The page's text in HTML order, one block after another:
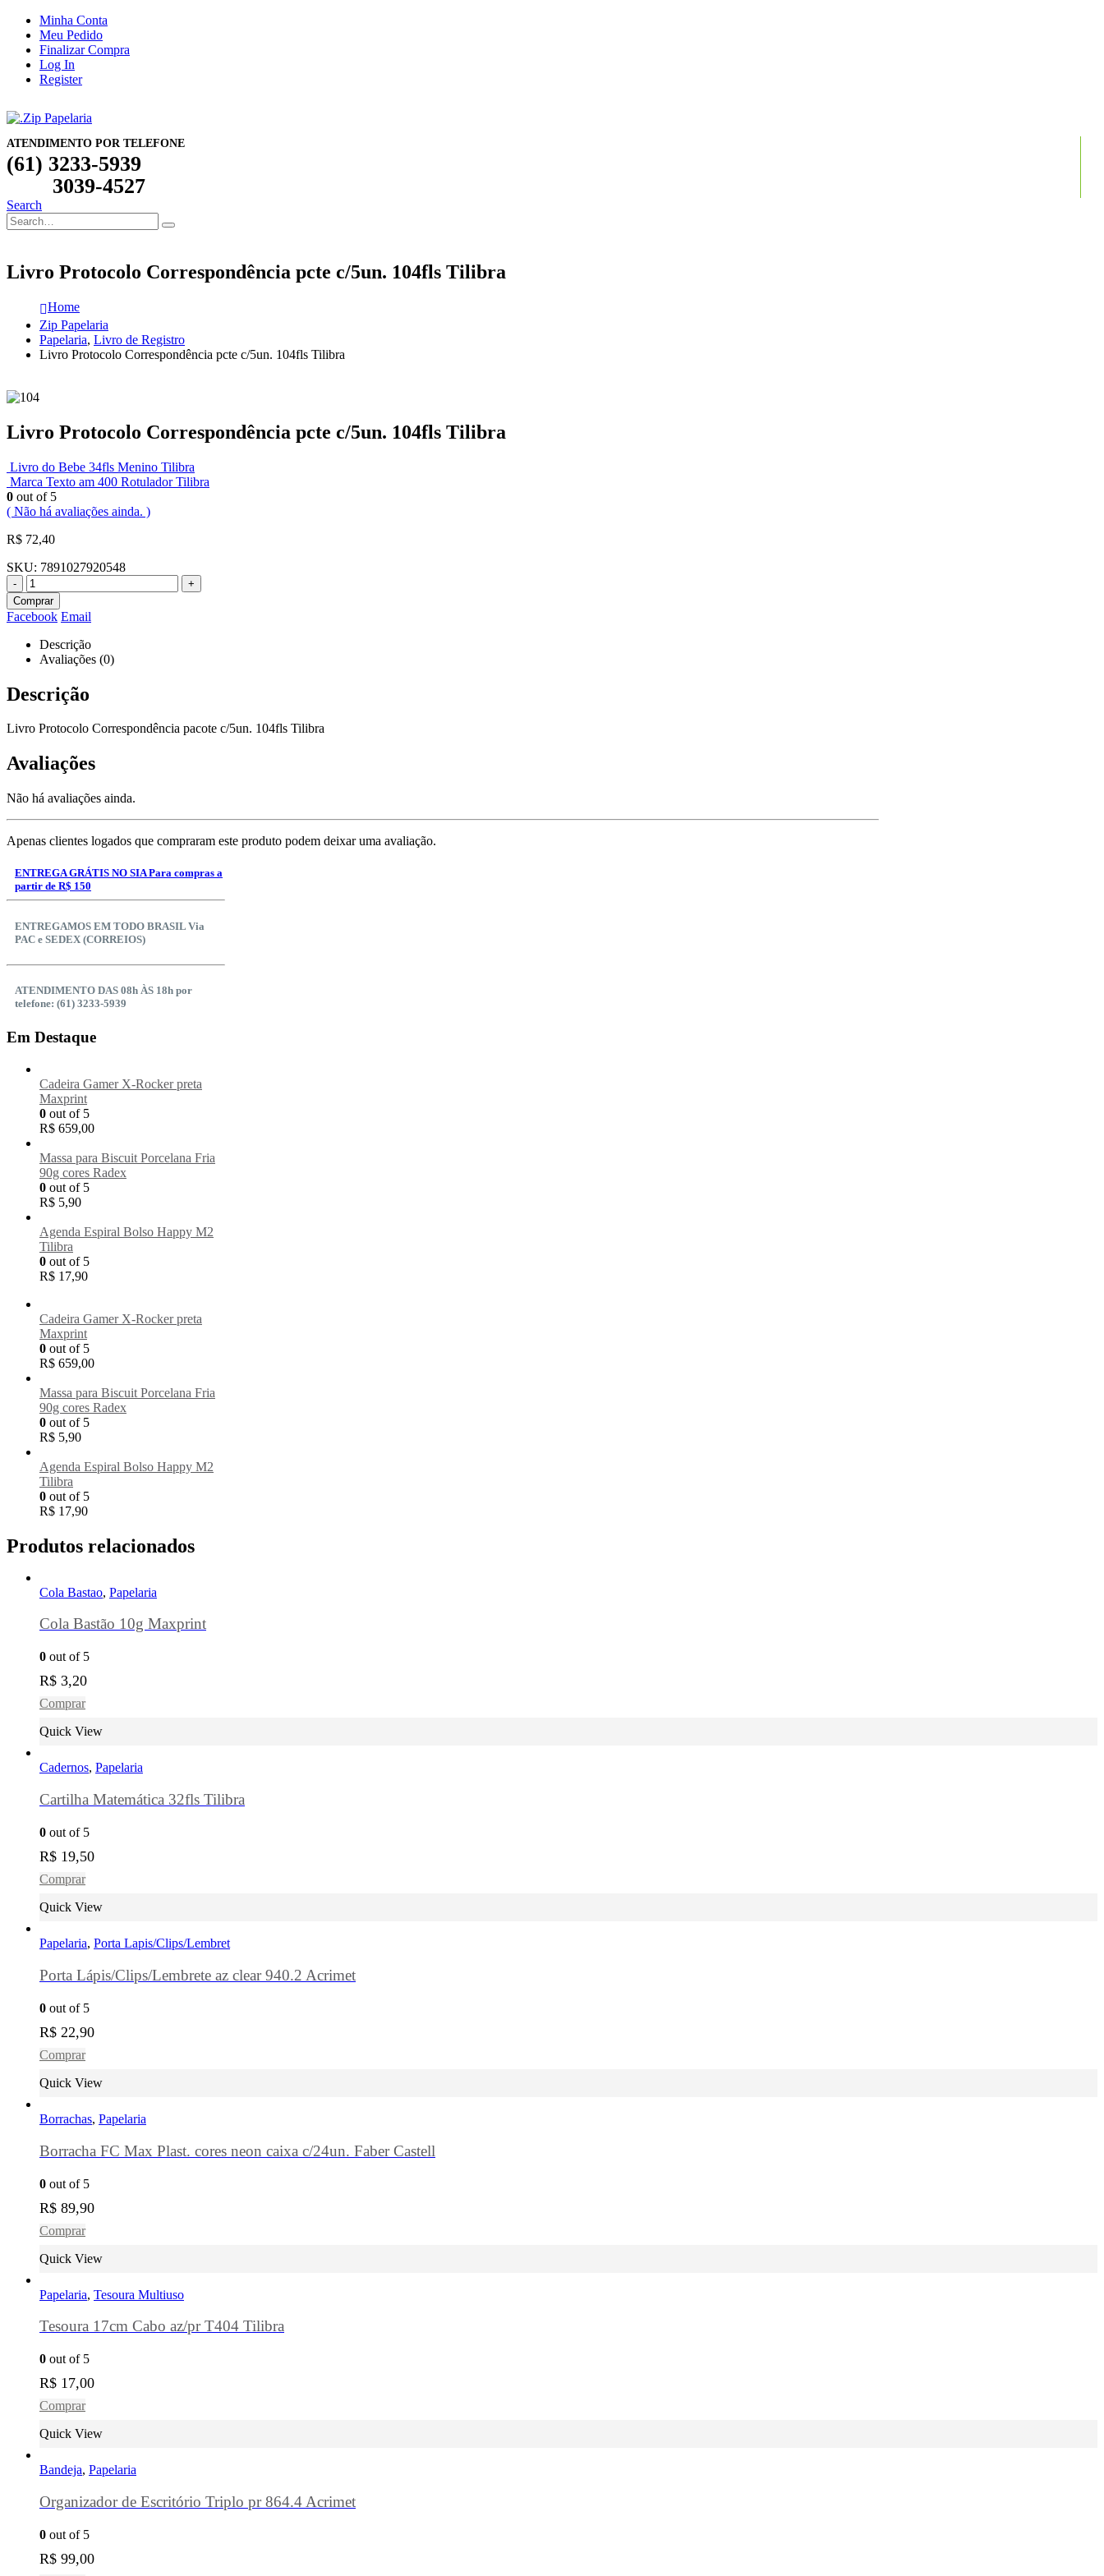
Minha Conta
Meu Pedido
Finalizar Compra
Log In
Register
ATENDIMENTO POR TELEFONE
(61) 3233-5939
3039-4527
Search
Livro Protocolo Correspondência pcte c/5un. 104fls Tilibra
Home
Zip Papelaria
Papelaria, Livro de Registro
Livro Protocolo Correspondência pcte c/5un. 104fls Tilibra
Livro Protocolo Correspondência pcte c/5un. 104fls Tilibra
Livro do Bebe 34fls Menino Tilibra
Marca Texto am 400 Rotulador Tilibra
0 out of 5
( Não há avaliações ainda. )
R$ 72,40
SKU: 7891027920548
-
+
Comprar
Facebook Email
Descrição
Avaliações (0)
Descrição
Livro Protocolo Correspondência pacote c/5un. 104fls Tilibra
Avaliações
Não há avaliações ainda.
Apenas clientes logados que compraram este produto podem deixar uma avaliação.
ENTREGA GRÁTIS NO SIA Para compras a
partir de R$ 150
ENTREGAMOS EM TODO BRASIL Via
PAC e SEDEX (CORREIOS)
ATENDIMENTO DAS 08h ÀS 18h por
telefone: (61) 3233-5939
Em Destaque
Cadeira Gamer X-Rocker preta
Maxprint
0 out of 5
R$ 659,00
Massa para Biscuit Porcelana Fria
90g cores Radex
0 out of 5
R$ 5,90
Agenda Espiral Bolso Happy M2
Tilibra
0 out of 5
R$ 17,90
Cadeira Gamer X-Rocker preta
Maxprint
0 out of 5
R$ 659,00
Massa para Biscuit Porcelana Fria
90g cores Radex
0 out of 5
R$ 5,90
Agenda Espiral Bolso Happy M2
Tilibra
0 out of 5
R$ 17,90
Produtos relacionados
Cola Bastao, Papelaria
Cola Bastão 10g Maxprint
0 out of 5
R$ 3,20
Comprar
Quick View
Cadernos, Papelaria
Cartilha Matemática 32fls Tilibra
0 out of 5
R$ 19,50
Comprar
Quick View
Papelaria, Porta Lapis/Clips/Lembret
Porta Lápis/Clips/Lembrete az clear 940.2 Acrimet
0 out of 5
R$ 22,90
Comprar
Quick View
Borrachas, Papelaria
Borracha FC Max Plast. cores neon caixa c/24un. Faber Castell
0 out of 5
R$ 89,90
Comprar
Quick View
Papelaria, Tesoura Multiuso
Tesoura 17cm Cabo az/pr T404 Tilibra
0 out of 5
R$ 17,00
Comprar
Quick View
Bandeja, Papelaria
Organizador de Escritório Triplo pr 864.4 Acrimet
0 out of 5
R$ 99,00